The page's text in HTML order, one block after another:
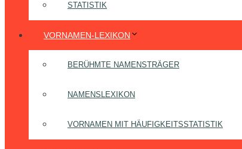
STATISTIK
VORNAMEN-LEXIKON
BERÜHMTE NAMENSTRÄGER
NAMENSLEXIKON
VORNAMEN MIT HÄUFIGKEITSSTATISTIK